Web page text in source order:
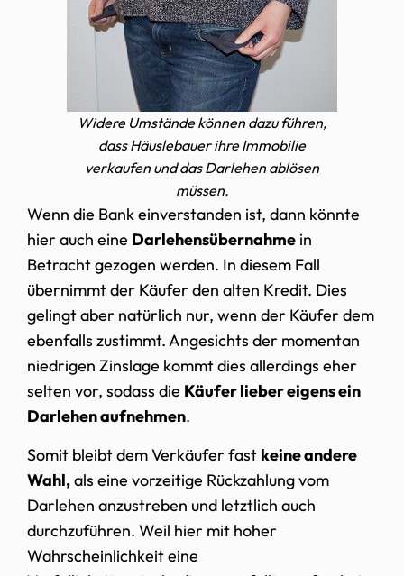
Widere Umstände können dazu führen,
dass Häuslebauer ihre Immobilie
verkaufen und das Darlehen ablösen
müssen.
Wenn die Bank einverstanden ist, dann könnte
hier auch eine Darlehensübernahme in
Betracht gezogen werden. In diesem Fall
übernimmt der Käufer den alten Kredit. Dies
gelingt aber natürlich nur, wenn der Käufer dem
ebenfalls zustimmt. Angesichts der momentan
niedrigen Zinslage kommt dies allerdings eher
selten vor, sodass die Käufer lieber eigens ein
Darlehen aufnehmen.
Somit bleibt dem Verkäufer fast keine andere
Wahl,als eine vorzeitige Rückzahlung vom
Darlehen anzustreben und letztlich auch
durchzuführen. Weil hier mit hoher
Wahrscheinlichkeit eine